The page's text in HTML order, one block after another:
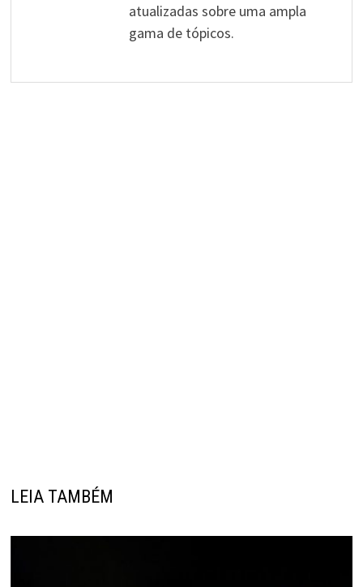
atualizadas sobre uma ampla
gama de tópicos.
LEIA TAMBÉM